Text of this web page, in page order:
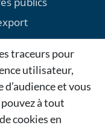
traceurs pour
utilisateur,
et vous
à tout
cookies en